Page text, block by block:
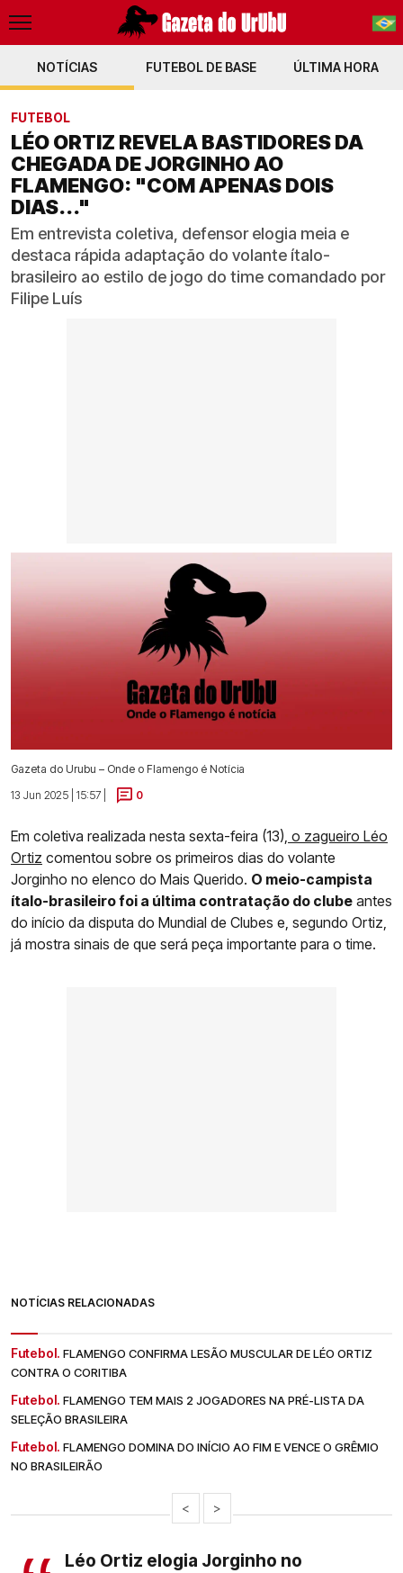
PT-BR
NOTÍCIAS FUTEBOL DE BASE ÚLTIMA HORA
FUTEBOL
LÉO ORTIZ REVELA BASTIDORES DA
CHEGADA DE JORGINHO AO
FLAMENGO: "COM APENAS DOIS
DIAS..."
Em entrevista coletiva, defensor elogia meia e
destaca rápida adaptação do volante ítalo-
brasileiro ao estilo de jogo do time comandado por
Filipe Luís
Gazeta do Urubu – Onde o Flamengo é Notícia
13 Jun 2025 | 15:57 |
0
Em coletiva realizada nesta sexta-feira (13), o zagueiro Léo
Ortiz comentou sobre os primeiros dias do volante
Jorginho no elenco do Mais Querido. O meio-campista
ítalo-brasileiro foi a última contratação do clube antes
do início da disputa do Mundial de Clubes e, segundo Ortiz,
já mostra sinais de que será peça importante para o time.
NOTÍCIAS RELACIONADAS
Futebol. FLAMENGO CONFIRMA LESÃO MUSCULAR DE LÉO ORTIZ
CONTRA O CORITIBA
Futebol. FLAMENGO TEM MAIS 2 JOGADORES NA PRÉ-LISTA DA
SELEÇÃO BRASILEIRA
Futebol. FLAMENGO DOMINA DO INÍCIO AO FIM E VENCE O GRÊMIO
NO BRASILEIRÃO
< >
Léo Ortiz elogia Jorginho no